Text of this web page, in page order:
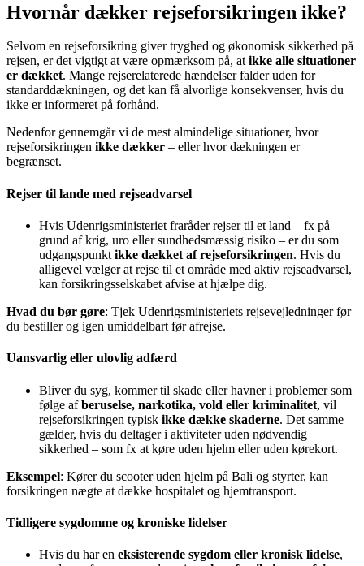
Hvornår dækker rejseforsikringen ikke?
Selvom en rejseforsikring giver tryghed og økonomisk sikkerhed på
rejsen, er det vigtigt at være opmærksom på, atikke alle situationer
er dækket. Mange rejserelaterede hændelser falder uden for
standarddækningen, og det kan få alvorlige konsekvenser, hvis du
ikke er informeret på forhånd.
Nedenfor gennemgår vi de mest almindelige situationer, hvor
rejseforsikringen ikke dækker – eller hvor dækningen er
begrænset.
Rejser til lande med rejseadvarsel
Hvis Udenrigsministeriet fraråder rejser til et land – fx på
grund af krig, uro eller sundhedsmæssig risiko – er du som
udgangspunkt ikke dækket af rejseforsikringen. Hvis du
alligevel vælger at rejse til et område med aktiv rejseadvarsel,
kan forsikringsselskabet afvise at hjælpe dig.
Hvad du bør gøre: Tjek Udenrigsministeriets rejsevejledninger før
du bestiller og igen umiddelbart før afrejse.
Uansvarlig eller ulovlig adfærd
Bliver du syg, kommer til skade eller havner i problemer som
følge afberuselse, narkotika, vold eller kriminalitet, vil
rejseforsikringen typisk ikke dække skaderne. Det samme
gælder, hvis du deltager i aktiviteter uden nødvendig
sikkerhed – som fx at køre uden hjelm eller uden kørekort.
Eksempel: Kører du scooter uden hjelm på Bali og styrter, kan
forsikringen nægte at dække hospitalet og hjemtransport.
Tidligere sygdomme og kroniske lidelser
Hvis du har en eksisterende sygdom eller kronisk lidelse,